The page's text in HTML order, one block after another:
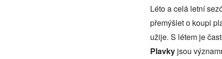
Léto a celá letní
přemýšlet o koupi
užije. S létem je
Plavky jsou